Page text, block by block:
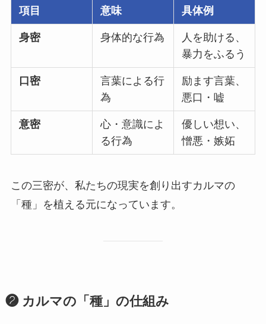
項目 意味 具体例
身密 身体的な行為
人を助ける、
暴力をふるう
口密
言葉による行
為
励ます言葉、
悪口・嘘
意密
心・意識によ
る行為
優しい想い、
憎悪・嫉妬
この三密が、私たちの現実を創り出すカルマの
「種」を植える元になっています。
❷ カルマの「種」の仕組み